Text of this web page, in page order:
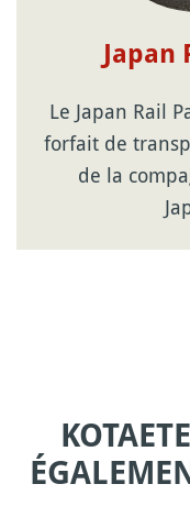
Japan
Le Japan Rail
forfait de
de la